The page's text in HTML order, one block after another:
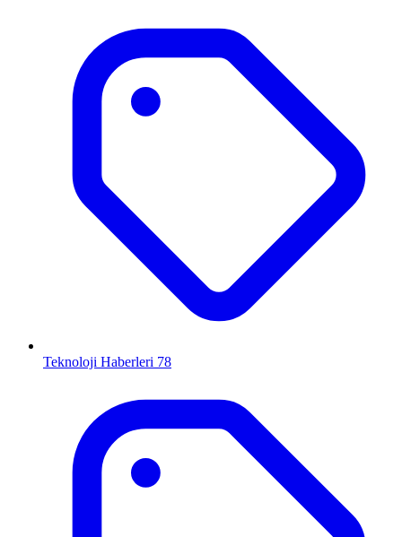
Teknoloji Haberleri 78